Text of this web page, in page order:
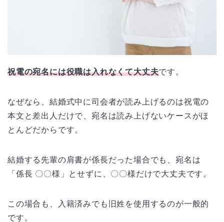
祝電の宛名には役職は入れなくて大丈夫です。
なぜなら、結婚式中に司会者が読み上げるのは祝電の
本文と差出人だけで、宛名は読み上げないケースがほ
とんどだからです。
結婚する先輩の肩書が係長だった場合でも、宛名は
「係長 〇〇様」とせずに、〇〇様だけで大丈夫です。
この場合も、入籍済みでも旧姓を使用するのが一般的
です。